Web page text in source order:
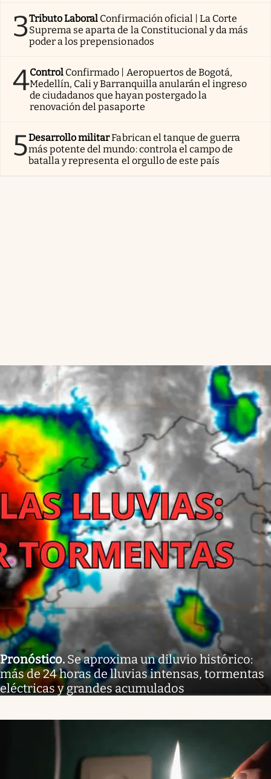
3Tributo Laboral Confirmación oficial | La Corte
Suprema se aparta de la Constitucional y da más
poder a los prepensionados
4Control Confirmado | Aeropuertos de Bogotá,
Medellín, Cali y Barranquilla anularán el ingreso
de ciudadanos que hayan postergado la
renovación del pasaporte
5Desarrollo militarFabrican el tanque de guerra
más potente del mundo: controla el campo de
batalla y representa el orgullo de este país
Pronóstico. Se aproxima un diluvio histórico:
más de 24 horas de lluvias intensas, tormentas
eléctricas y grandes acumulados